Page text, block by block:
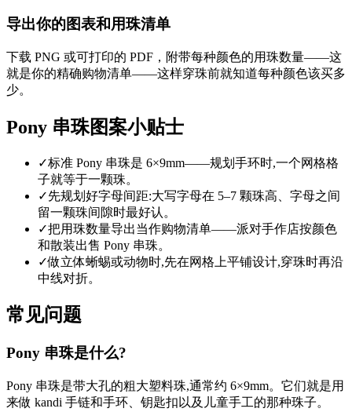
导出你的图表和用珠清单
下载 PNG 或可打印的 PDF，附带每种颜色的用珠数量——这
就是你的精确购物清单——这样穿珠前就知道每种颜色该买多
少。
Pony 串珠图案小贴士
✓标准 Pony 串珠是 6×9mm——规划手环时,一个网格格
子就等于一颗珠。
✓先规划好字母间距:大写字母在 5–7 颗珠高、字母之间
留一颗珠间隙时最好认。
✓把用珠数量导出当作购物清单——派对手作店按颜色
和散装出售 Pony 串珠。
✓做立体蜥蜴或动物时,先在网格上平铺设计,穿珠时再沿
中线对折。
常见问题
Pony 串珠是什么?
Pony 串珠是带大孔的粗大塑料珠,通常约 6×9mm。它们就是用
来做 kandi 手链和手环、钥匙扣以及儿童手工的那种珠子。